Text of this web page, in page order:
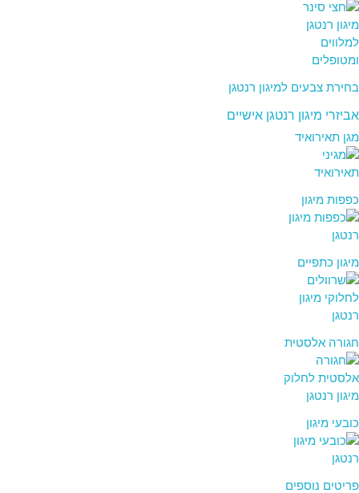
בחירת צבעים למיגון רנטגן
אביזרי מיגון רנטגן אישיים
מגן תאירואיד
כפפות מיגון
מיגון כתפיים
חגורה אלסטית
כובעי מיגון
פריטים נוספים